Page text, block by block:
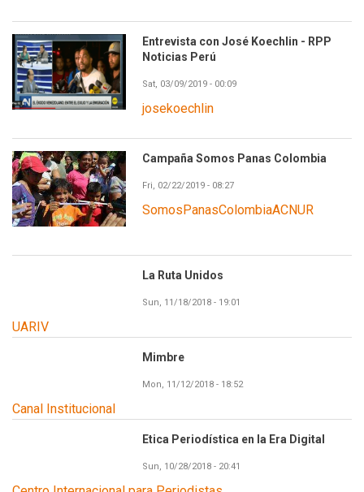
Entrevista con José Koechlin - RPP
Noticias Perú
Sat, 03/09/2019 - 00:09
josekoechlin
Campaña Somos Panas Colombia
Fri, 02/22/2019 - 08:27
SomosPanasColombiaACNUR
La Ruta Unidos
Sun, 11/18/2018 - 19:01
UARIV
Mimbre
Mon, 11/12/2018 - 18:52
Canal Institucional
Etica Periodística en la Era Digital
Sun, 10/28/2018 - 20:41